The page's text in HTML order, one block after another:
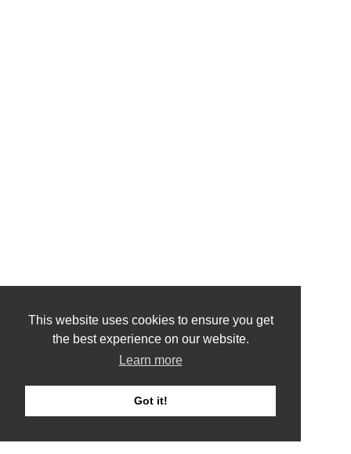
This website uses cookies to ensure you get
the best experience on our website.
Learn more
Got it!